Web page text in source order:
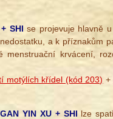
SHI se projevuje hlavně
a k příznakům
krvácení,
motýlích křídel (kód 203) +
YIN XU + SHI lze